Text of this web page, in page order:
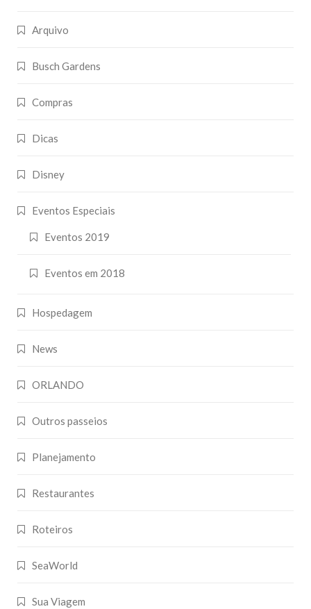
Arquivo
Busch Gardens
Compras
Dicas
Disney
Eventos Especiais
Eventos 2019
Eventos em 2018
Hospedagem
News
ORLANDO
Outros passeios
Planejamento
Restaurantes
Roteiros
SeaWorld
Sua Viagem